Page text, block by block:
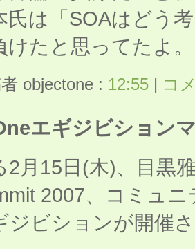
氏は「SOAはどう
けたと思ってたよ
objectone : 12:55 | コ
エギジビション
2月15日(木)、目黒
2007、コミュ
ジビションが開催